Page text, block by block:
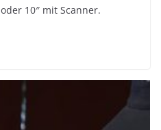
10″ mit Scanner.